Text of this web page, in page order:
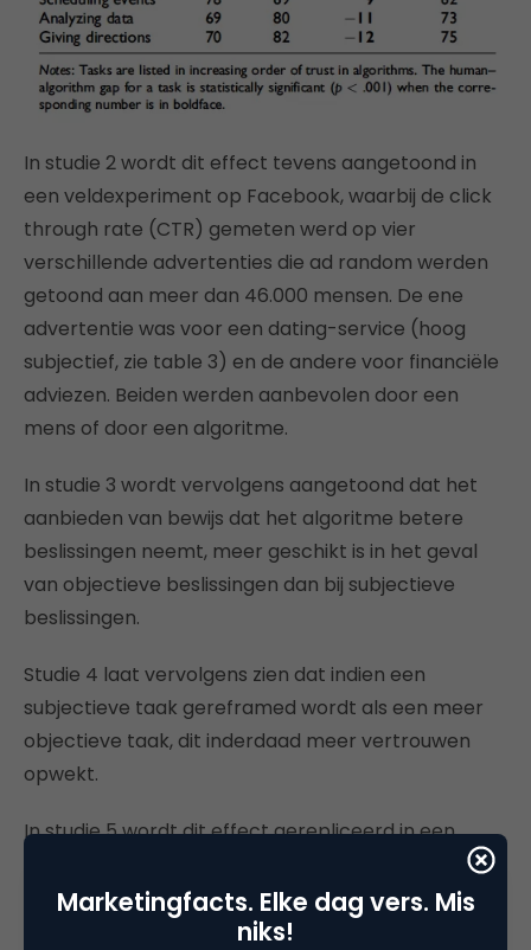
In studie 2 wordt dit effect tevens aangetoond in
een veldexperiment op Facebook, waarbij de click
through rate (CTR) gemeten werd op vier
verschillende advertenties die ad random werden
getoond aan meer dan 46.000 mensen. De ene
advertentie was voor een dating-service (hoog
subjectief, zie table 3) en de andere voor financiële
adviezen. Beiden werden aanbevolen door een
mens of door een algoritme.
In studie 3 wordt vervolgens aangetoond dat het
aanbieden van bewijs dat het algoritme betere
beslissingen neemt, meer geschikt is in het geval
van objectieve beslissingen dan bij subjectieve
beslissingen.
Studie 4 laat vervolgens zien dat indien een
subjectieve taak gereframed wordt als een meer
objectieve taak, dit inderdaad meer vertrouwen
opwekt.
In studie 5 wordt dit effect gerepliceerd in een
Facebook-veldstudie ( N= 13.621), middels de CTR
op verschillende advertenties voor een dating-
service waarbij in de experimentele situatie onder
Marketingfacts. Elke dag vers. Mis
niks!